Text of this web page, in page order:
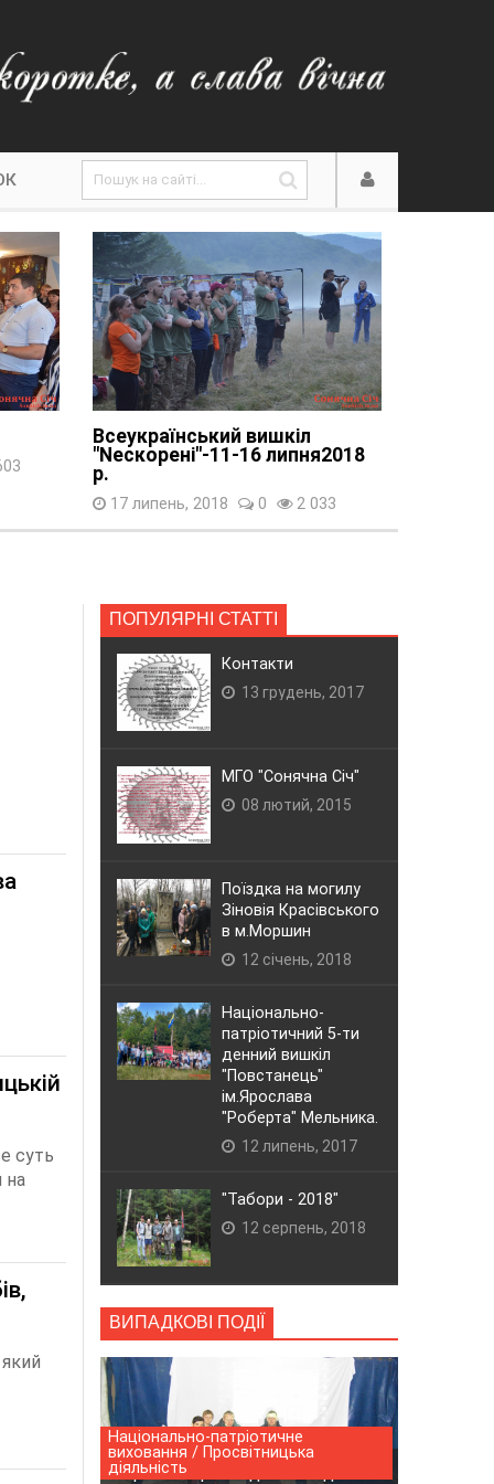
Всеукраїнський вишкіл
"Nескорені"-11-16 липня2018
р.
17 липень, 2018 0 2 033
суть
на
ПОПУЛЯРНІ СТАТТІ
Контакти
13 грудень, 2017
МГО "Сонячна Січ"
08 лютий, 2015
Поїздка на могилу
Зіновія Красівського
в м.Моршин
12 січень, 2018
Національно-
патріотичний 5-ти
денний вишкіл
"Повстанець"
ім.Ярослава
"Роберта" Мельника.
12 липень, 2017
"Табори - 2018"
12 серпень, 2018
ВИПАДКОВІ ПОДІЇ
Національно-патріотичне
виховання / Просвітницька
діяльність
Черговий фільм для молоді.